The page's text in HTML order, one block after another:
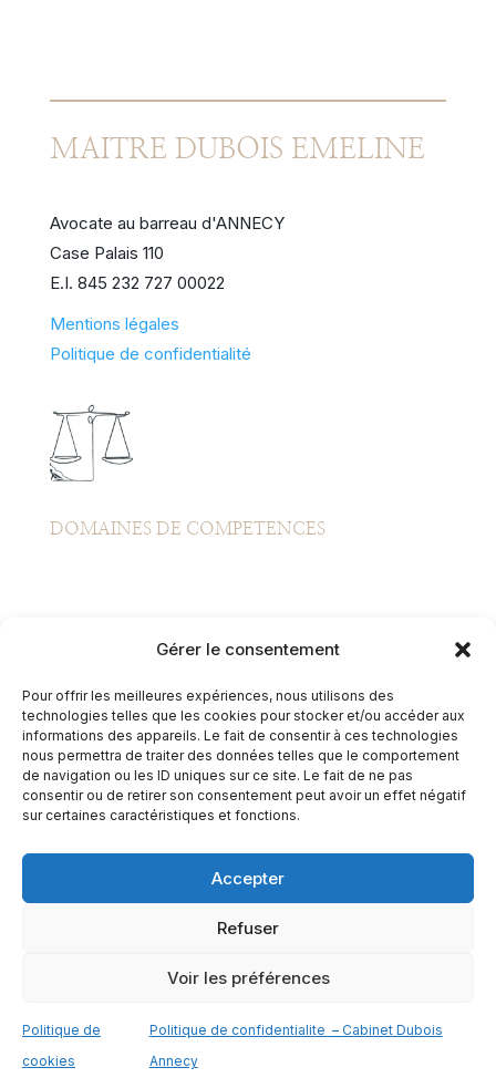
Gérer le consentement
Pour offrir les meilleures expériences, nous utilisons des
technologies telles que les cookies pour stocker et/ou accéder aux
informations des appareils. Le fait de consentir à ces technologies
nous permettra de traiter des données telles que le comportement
de navigation ou les ID uniques sur ce site. Le fait de ne pas
consentir ou de retirer son consentement peut avoir un effet négatif
sur certaines caractéristiques et fonctions.
Accepter
Refuser
Voir les préférences
Politique de
cookies
Politique de confidentialite – Cabinet Dubois
Annecy
MAITRE DUBOIS EMELINE
Avocate au barreau d'ANNECY
Case Palais 110
E.I. 845 232 727 00022
Mentions légales
Politique de confidentialité
DOMAINES DE COMPETENCES
1 rue de l'industrie
Business Center
74000 Annecy
+33 (0)6 13 53 26 91
EDC Avocat © 2026 - Tous droits réservés